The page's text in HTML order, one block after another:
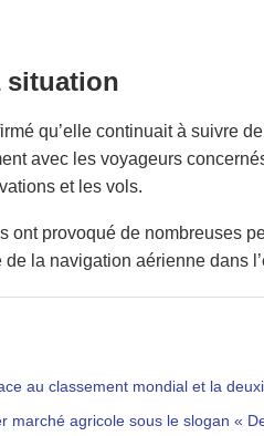
situation
qu’elle continuait à suivre
avec les voyageurs
et les vols.
ont provoqué de nombreuses
la navigation aérienne dans
au classement mondial et la
marché agricole sous le slogan «